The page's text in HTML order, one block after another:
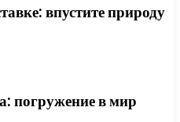
впустите природу
погружение в мир